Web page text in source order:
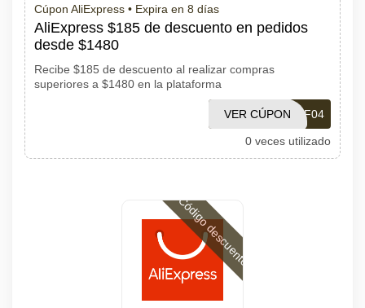
Cúpon AliExpress • Expira en 8 días
AliExpress $185 de descuento en pedidos
desde $1480
Recibe $185 de descuento al realizar compras
superiores a $1480 en la plataforma
PDF04
VER CÚPON
0 veces utilizado
Código descuento